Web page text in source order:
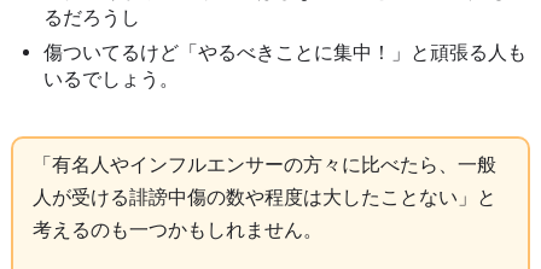
るだろうし
傷ついてるけど「やるべきことに集中！」と頑張る人も
いるでしょう。
「有名人やインフルエンサーの方々に比べたら、一般
人が受ける誹謗中傷の数や程度は大したことない」と
考えるのも一つかもしれません。